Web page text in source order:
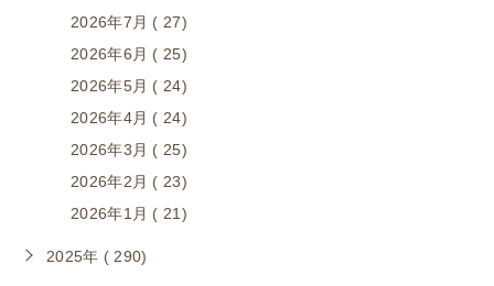
2026年7月 ( 27)
2026年6月 ( 25)
2026年5月 ( 24)
2026年4月 ( 24)
2026年3月 ( 25)
2026年2月 ( 23)
2026年1月 ( 21)
2025年 ( 290)